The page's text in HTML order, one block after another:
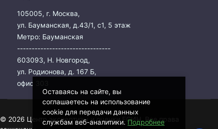
Оставаясь на сайте, вы
соглашаетесь на использование
cookie для передачи данных
службам веб-аналитики. Подробнее
105005, г. Москва,
ул. Бауманская, д.43/1, с1, 5 этаж
Метро: Бауманская
--------------------------------
603093, Н. Новгород,
ул. Родионова, д. 167 Б,
офис 303
© 2026 Центр экспертизы и оценки ЕСИН. Все права